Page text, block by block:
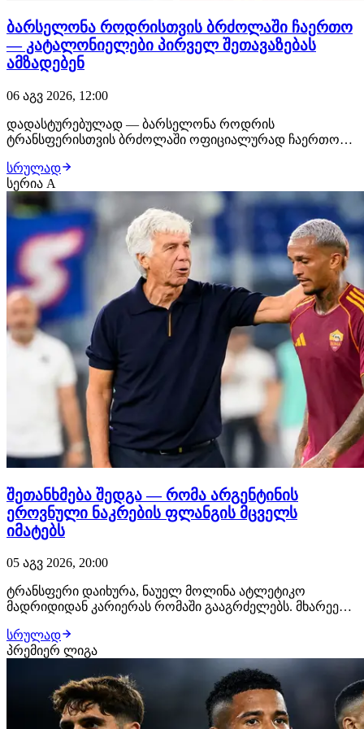
ბარსელონა როდრისთვის ბრძოლაში ჩაერთო
— კატალონიელები პირველ შეთავაზებას
ამზადებენ
06 აგვ 2026, 12:00
დადასტურებულად — ბარსელონა როდრის
ტრანსფერისთვის ბრძოლაში ოფიციალურად ჩაერთო
მუშაობას იწყებს. კატალონიური კლუბი
ფეხბურთელისთვის პირველ ოფიციალურ შეთავაზებას
ამზადებს და უახლოეს პერიოდში მხარეებს შორის
მოლაპარაკებები კიდევ უფრო ინტენსიუ…
სრულად
სერია A
შეთანხმება შედგა — რომა არგენტინის
ეროვნული ნაკრების ფლანგის მცველს
იმატებს
05 აგვ 2026, 20:00
ტრანსფერი დაიხურა, ნაუელ მოლინა ატლეტიკო
მადრიდიდან კარიერას რომაში გააგრძელებს. მხარეებს
ფეხბურთელს იტალიაში უკვე ელოდებიან, სადაც
სამედიცინო შემოწმებას გაივლის და კონტრაქტს ხელს
მოაწერს. "ჯალოროსი" მოლინას სანაცვლოდ
დაახლოებით €18 მილიონს…
სრულად
პრემიერ ლიგა